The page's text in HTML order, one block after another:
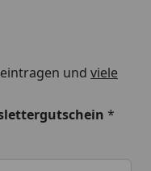
und viele
*